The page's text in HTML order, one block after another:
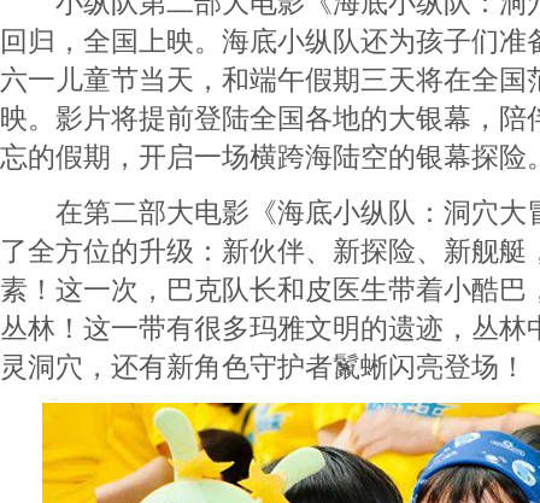
回归，全国上映。海底小纵队还为孩子们准
六一儿童节当天，和端午假期三天将在全国
映。影片将提前登陆全国各地的大银幕，陪
忘的假期，开启一场横跨海陆空的银幕探险
在第二部大电影《海底小纵队：洞穴大
了全方位的升级：新伙伴、新探险、新舰艇
素！这一次，巴克队长和皮医生带着小酷巴
丛林！这一带有很多玛雅文明的遗迹，丛林
灵洞穴，还有新角色守护者鬣蜥闪亮登场！